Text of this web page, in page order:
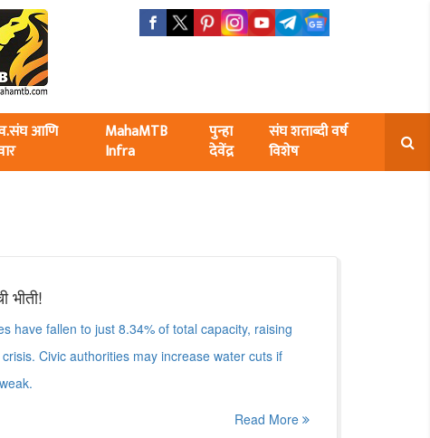
आणि
MahaMTB
Infra
पुन्हा
देवेंद्र
संघ शताब्दी वर्ष
विशेष
भीती!
have fallen to just 8.34% of total capacity, raising
Civic authorities may increase water cuts if
Read More